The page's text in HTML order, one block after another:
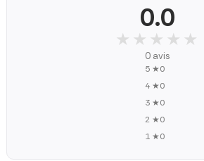
0.0
★★★★★
★★★★★
0 avis
5 ★0
4 ★0
3 ★0
2 ★0
1 ★0